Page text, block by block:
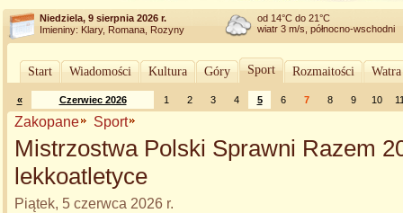
Niedziela, 9 sierpnia 2026 r.
Imieniny: Klary, Romana, Rozyny
od 14°C do 21°C
wiatr 3 m/s, północno-wschodni
Start Wiadomości Kultura Góry Sport Rozmaitości
« Czerwiec 2026 1 2 3 4 5 6 7 8 9 10
Zakopane Sport
Mistrzostwa Polski Sprawni Razem
lekkoatletyce
Piątek, 5 czerwca 2026 r.